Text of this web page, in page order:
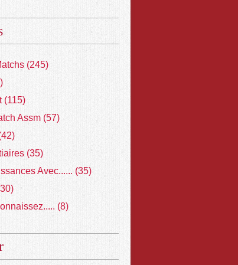
(245)
(115)
Assm (57)
(35)
Avec...... (35)
(8)